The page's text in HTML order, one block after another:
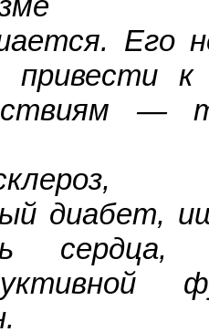
Его
к
—
диабет,
сердца,